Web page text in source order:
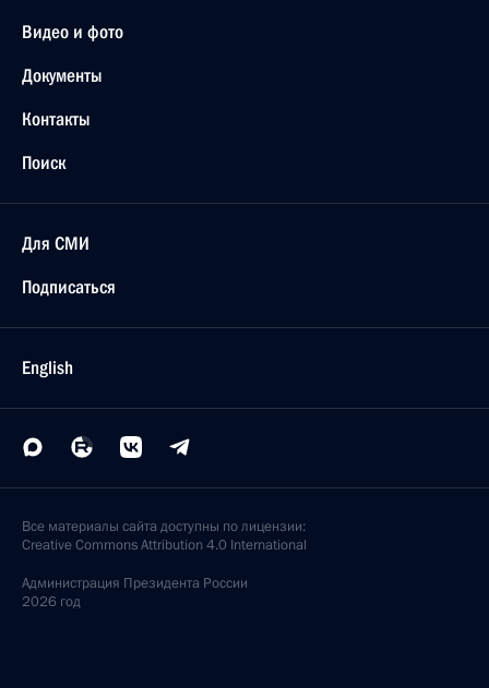
Видео и фото
Документы
Контакты
Поиск
Для СМИ
Подписаться
English
Все материалы сайта доступны по лицензии:
Creative Commons Attribution 4.0 International
Администрация Президента России
2026 год